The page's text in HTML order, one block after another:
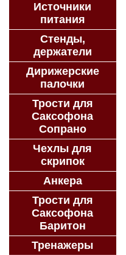
Источники
питания
Стенды,
держатели
Дирижерские
палочки
Трости для
Саксофона
Сопрано
Чехлы для
скрипок
Анкера
Трости для
Саксофона
Баритон
Тренажеры